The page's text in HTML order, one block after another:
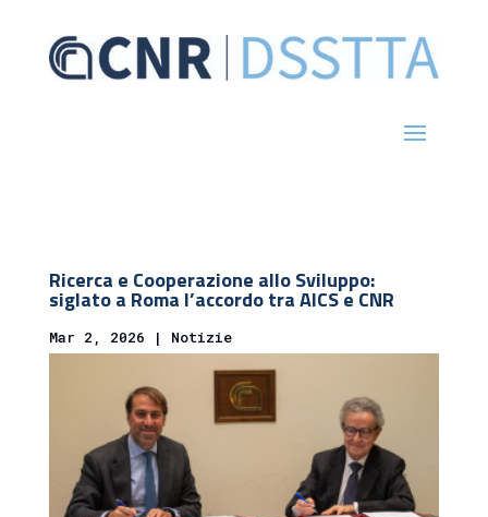
Ricerca e Cooperazione allo Sviluppo:
siglato a Roma l’accordo tra AICS e CNR
Mar 2, 2026 | Notizie